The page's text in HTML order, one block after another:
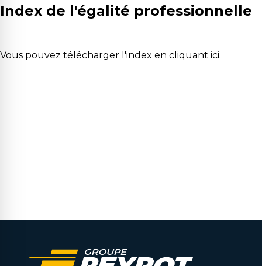
Index de l'égalité professionnelle
Vous pouvez télécharger l'index en cliquant ici.